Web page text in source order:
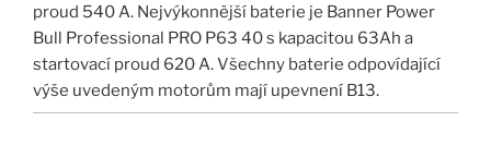
proud 540 A. Nejvýkonnější baterie je Banner Power
Bull Professional PRO P63 40 s kapacitou 63Ah a
startovací proud 620 A. Všechny baterie odpovídající
výše uvedeným motorům mají upevnení B13.